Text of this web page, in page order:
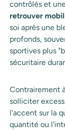
contrôlés et
retrouver
soi après une
profonds,
sportives plus
sécuritaire
Contrairement
solliciter
l'accent sur la
quantité ou